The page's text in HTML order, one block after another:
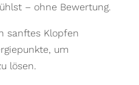
– ohne Bewertung.
sanftes Klopfen
um
lösen.